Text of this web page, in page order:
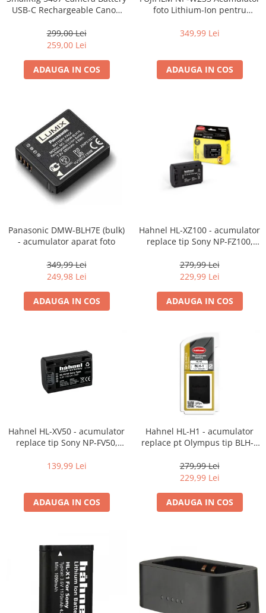
Compatibil Sony
Adaptoare stativ port umbrela si
Comander TTL
Cabluri si Patine Sincron
Alimentare auxiliara blitz
Protectie patina apa, ploaie
Bounce-uri, Softbox-uri
Ring-Flash Adaptor
Bracket-uri si suporti
Huse protectie filtre gel
Carduri memorie, Cititoare
Carduri memorie
Cititoare carduri
Telecomenzi
LCD protectie
Recordere audio digitale
Acumulatori Foto
Acumulatori AA/AAA (R6/R3)) si
Huse protectie acumulatori foto
Adaptoare pentru convertoare sau
Alimentatoare 220V
USB-C Rechargeable Canon
299,00 Lei
259,00 Lei
ADAUGA IN COS
foto Lithium-Ion pentru
349,99 Lei
ADAUGA IN COS
Panasonic DMW-BLH7E (bulk)
- acumulator aparat foto
349,99 Lei
249,98 Lei
ADAUGA IN COS
Hahnel HL-XZ100 - acumulator
replace tip Sony NP-FZ100,
279,99 Lei
229,99 Lei
ADAUGA IN COS
Hahnel HL-XV50 - acumulator
replace tip Sony NP-FV50,
139,99 Lei
ADAUGA IN COS
Hahnel HL-H1 - acumulator
replace pt Olympus tip BLH-1
279,99 Lei
229,99 Lei
ADAUGA IN COS